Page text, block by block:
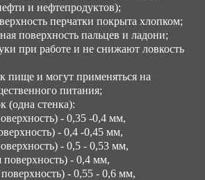
и нефтепродуктов);
перчатки покрыта хлопком;
поверхность пальцев и ладони;
при работе и не снижают ловкость
и могут применяться на
питания;
(одна стенка):
- 0,35 -0,4 мм,
- 0,4 -0,45 мм,
- 0,5 - 0,53 мм,
- 0,4 мм,
- 0,55 - 0,6 мм,